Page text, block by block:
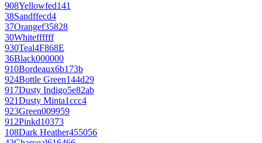
908Yellowfed141
38Sandffecd4
37Orangef35828
30Whiteffffff
930Teal4F868E
36Black000000
910Bordeaux6b173b
924Bottle Green144d29
917Dusty Indigo5e82ab
921Dusty Minta1ccc4
923Green009959
912Pinkd10373
108Dark Heather455056